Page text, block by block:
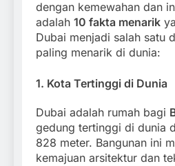
dengan kemewahan dan
adalah 10 fakta menarik
Dubai menjadi salah satu
paling menarik di dunia:
1. Kota Tertinggi di Dunia
Dubai adalah rumah bagi
gedung tertinggi di dunia
828 meter. Bangunan ini
kemajuan arsitektur dan